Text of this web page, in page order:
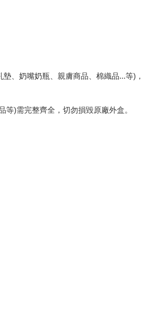
、奶嘴奶瓶、親膚商品、棉織品...等)，
)需完整齊全，切勿損毀原廠外盒。